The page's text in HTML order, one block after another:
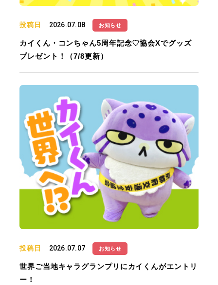
投稿日 2026.07.08 お知らせ
カイくん・コンちゃん5周年記念♡協会Xでグッズ
プレゼント！（7/8更新）
投稿日 2026.07.07 お知らせ
世界ご当地キャラグランプリにカイくんがエントリ
ー！